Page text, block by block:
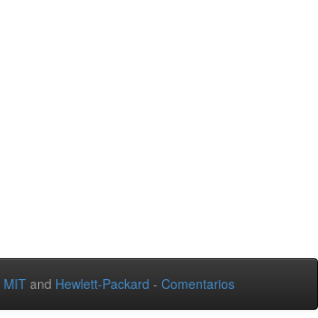
MIT and Hewlett-Packard - Comentarios